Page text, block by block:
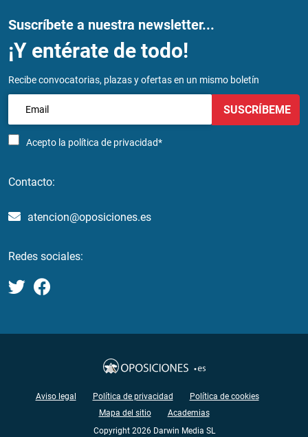
Suscríbete a nuestra newsletter...
¡Y entérate de todo!
Recibe convocatorias, plazas y ofertas en un mismo boletín
Acepto la política de privacidad*
SUSCRÍBEME
Contacto:
atencion@oposiciones.es
Redes sociales:
Aviso legal Política de privacidad
Política de cookies
Mapa del sitio
Academias
Copyright 2026 Darwin Media SL